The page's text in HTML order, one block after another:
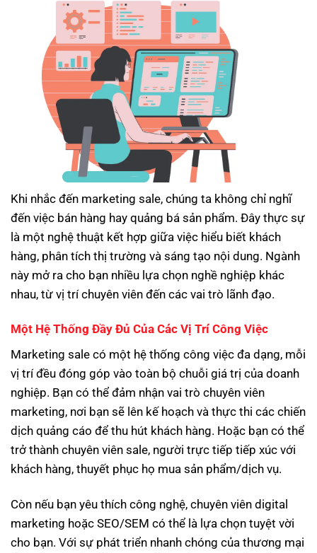
Khi nhắc đến marketing sale, chúng ta không chỉ nghĩ
đến việc bán hàng hay quảng bá sản phẩm. Đây thực sự
là một nghệ thuật kết hợp giữa việc hiểu biết khách
hàng, phân tích thị trường và sáng tạo nội dung. Ngành
này mở ra cho bạn nhiều lựa chọn nghề nghiệp khác
nhau, từ vị trí chuyên viên đến các vai trò lãnh đạo.
Một Hệ Thống Đầy Đủ Của Các Vị Trí Công Việc
Marketing sale có một hệ thống công việc đa dạng, mỗi
vị trí đều đóng góp vào toàn bộ chuỗi giá trị của doanh
nghiệp. Bạn có thể đảm nhận vai trò chuyên viên
marketing, nơi bạn sẽ lên kế hoạch và thực thi các chiến
dịch quảng cáo để thu hút khách hàng. Hoặc bạn có thể
trở thành chuyên viên sale, người trực tiếp tiếp xúc với
khách hàng, thuyết phục họ mua sản phẩm/dịch vụ.
Còn nếu bạn yêu thích công nghệ, chuyên viên digital
marketing hoặc SEO/SEM có thể là lựa chọn tuyệt vời
cho bạn. Với sự phát triển nhanh chóng của thương mại